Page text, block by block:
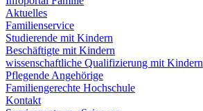
Aktuelles
Familienservice
Studierende mit Kindern
Beschäftigte mit Kindern
wissenschaftliche Qualifizierung mit Kindern
Pflegende Angehörige
Familiengerechte Hochschule
Kontakt